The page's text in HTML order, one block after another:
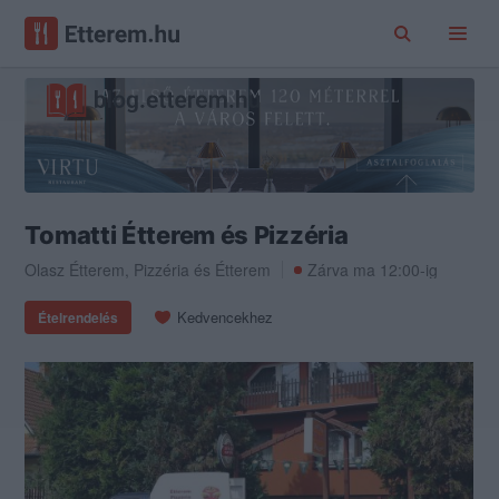
Tomatti Étterem és Pizzéria
Olasz Étterem, Pizzéria és Étterem Zárva ma 12:00-ig
Ételrendelés Kedvencekhez